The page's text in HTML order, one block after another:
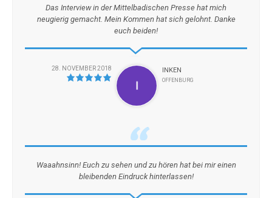
Das Interview in der Mittelbadischen Presse hat mich
neugierig gemacht. Mein Kommen hat sich gelohnt. Danke
euch beiden!
INKEN
OFFENBURG
28. NOVEMBER 2018
Waaahnsinn! Euch zu sehen und zu hören hat bei mir einen
bleibenden Eindruck hinterlassen!